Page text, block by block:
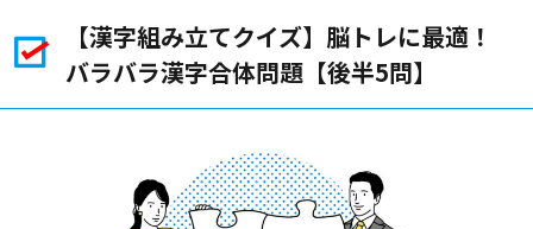
【漢字組み立てクイズ】脳トレに最適！
バラバラ漢字合体問題【後半5問】